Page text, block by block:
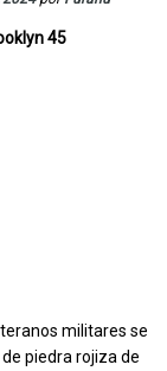
45
militares se
piedra rojiza de